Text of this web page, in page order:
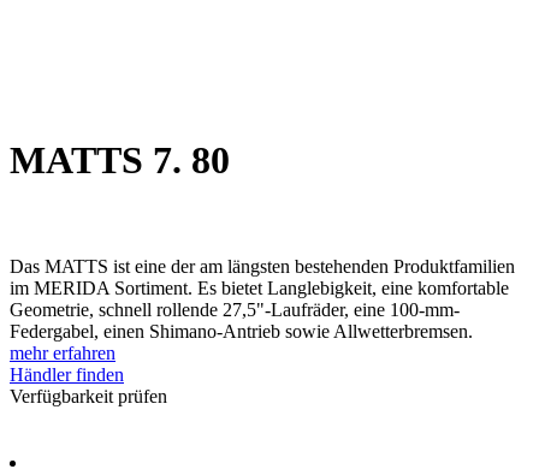
MATTS 7. 80
Das MATTS ist eine der am längsten bestehenden Produktfamilien
im MERIDA Sortiment. Es bietet Langlebigkeit, eine komfortable
Geometrie, schnell rollende 27,5"-Laufräder, eine 100-mm-
Federgabel, einen Shimano-Antrieb sowie Allwetterbremsen.
mehr erfahren
Händler finden
Verfügbarkeit prüfen